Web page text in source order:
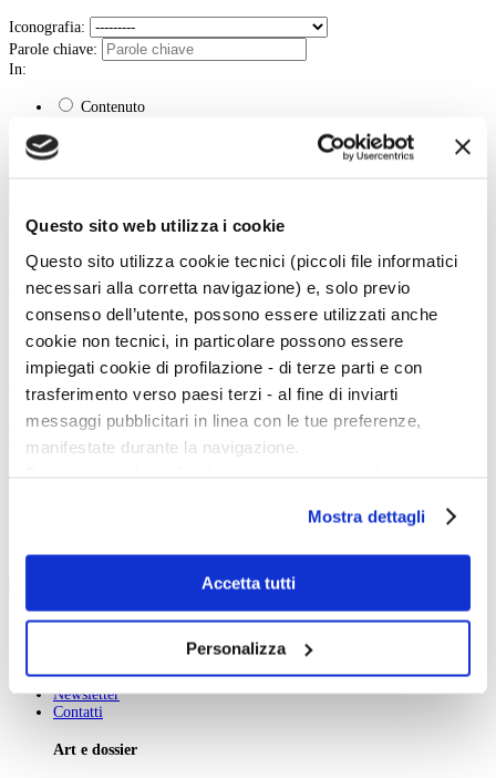
Questo sito web utilizza i cookie
Questo sito utilizza cookie tecnici (piccoli file informatici
necessari alla corretta navigazione) e, solo previo
consenso dell’utente, possono essere utilizzati anche
cookie non tecnici, in particolare possono essere
impiegati cookie di profilazione - di terze parti e con
trasferimento verso paesi terzi - al fine di inviarti
messaggi pubblicitari in linea con le tue preferenze,
manifestate durante la navigazione.
scelte privacy sui cookie, ti invitiamo a prendere visione
dell’informativa cookie.
Chiudendo il banner tramite la “X” prosegui la
navigazione senza alcuna profilazione e con installazione
il tuo consenso alla profilazione che potrai revocare in
Mostra dettagli
Accetta tutti
Personalizza
Iconografia:
Parole chiave:
In:
Contenuto
Tipo:
La vita e le opere dei grandi artisti dal Duecento al Novecento.
Art History è la sezione di Artedossier.it dedicata ai grandi artisti del passato
e ai loro capolavori.
Una straordinaria occasione per incontrare i grandi maestri d'arte, conoscere
la loro vita, gli eventi e gli incontri che hanno segnato la loro esistenza.
Twitter
Tweets di @artedossier
Abbonamenti
Newsletter
Contatti
Art e dossier